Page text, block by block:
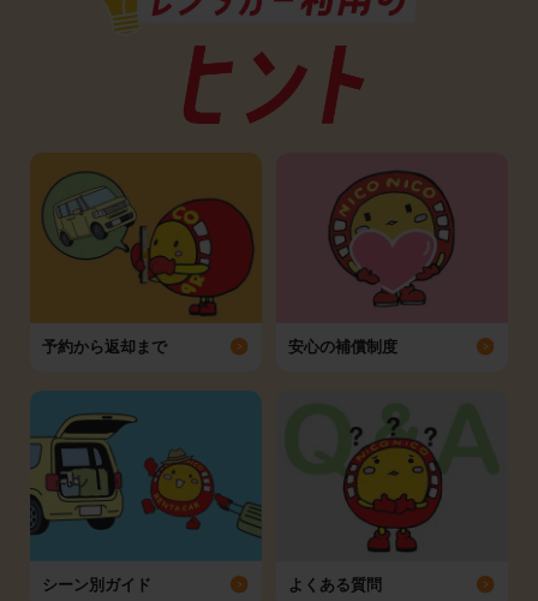
予約から返却まで 安心の補償制度
シーン別ガイド よくある質問